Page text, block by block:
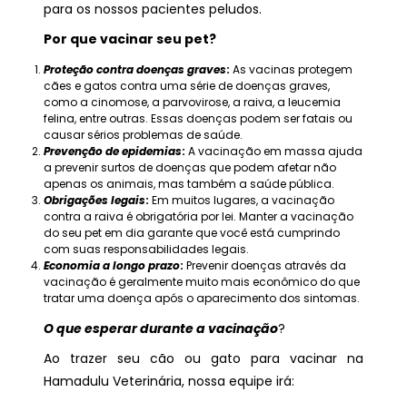
para os nossos pacientes peludos.
Por que vacinar seu pet?
Proteção contra doenças graves: As vacinas protegem
cães e gatos contra uma série de doenças graves,
como a cinomose, a parvovirose, a raiva, a leucemia
felina, entre outras. Essas doenças podem ser fatais ou
causar sérios problemas de saúde.
Prevenção de epidemias: A vacinação em massa ajuda
a prevenir surtos de doenças que podem afetar não
apenas os animais, mas também a saúde pública.
Obrigações legais: Em muitos lugares, a vacinação
contra a raiva é obrigatória por lei. Manter a vacinação
do seu pet em dia garante que você está cumprindo
com suas responsabilidades legais.
Economia a longo prazo: Prevenir doenças através da
vacinação é geralmente muito mais econômico do que
tratar uma doença após o aparecimento dos sintomas.
O que esperar durante a vacinação?
Ao trazer seu cão ou gato para vacinar na
Hamadulu Veterinária, nossa equipe irá: